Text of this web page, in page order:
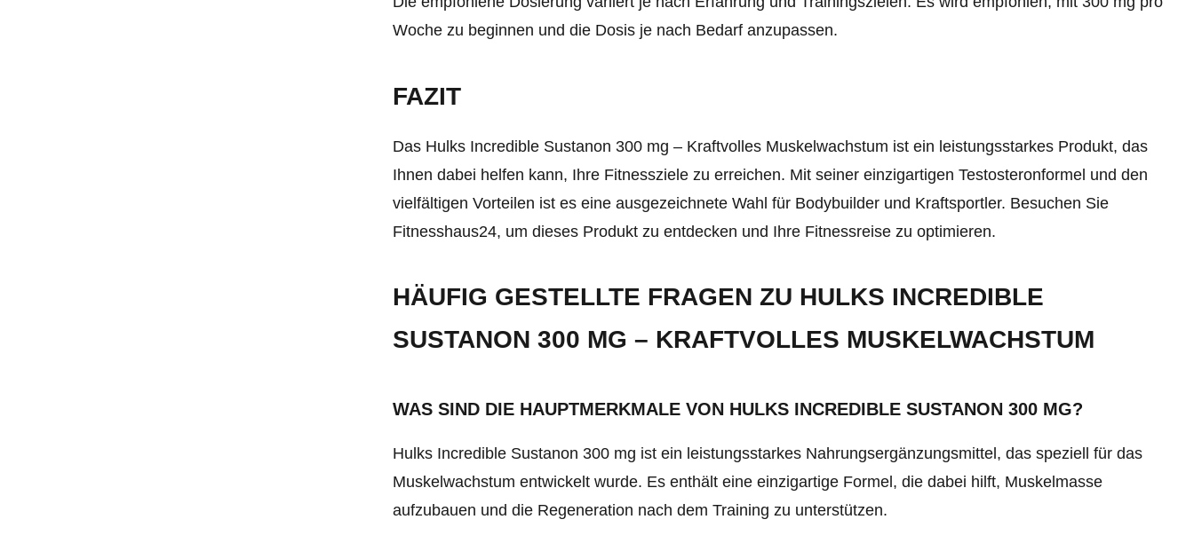
Woche zu beginnen und die Dosis je nach Bedarf anzupassen.
FAZIT
Das Hulks Incredible Sustanon 300 mg – Kraftvolles Muskelwachstum ist ein leistungsstarkes Produkt, das
Ihnen dabei helfen kann, Ihre Fitnessziele zu erreichen. Mit seiner einzigartigen Testosteronformel und den
vielfältigen Vorteilen ist es eine ausgezeichnete Wahl für Bodybuilder und Kraftsportler. Besuchen Sie
Fitnesshaus24, um dieses Produkt zu entdecken und Ihre Fitnessreise zu optimieren.
HÄUFIG GESTELLTE FRAGEN ZU HULKS INCREDIBLE
SUSTANON 300 MG – KRAFTVOLLES MUSKELWACHSTUM
WAS SIND DIE HAUPTMERKMALE VON HULKS INCREDIBLE SUSTANON 300 MG?
Hulks Incredible Sustanon 300 mg ist ein leistungsstarkes Nahrungsergänzungsmittel, das speziell für das
Muskelwachstum entwickelt wurde. Es enthält eine einzigartige Formel, die dabei hilft, Muskelmasse
aufzubauen und die Regeneration nach dem Training zu unterstützen.